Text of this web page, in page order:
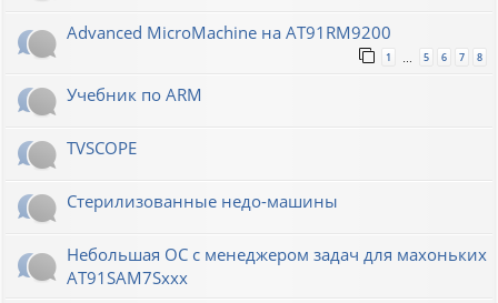
Advanced MicroMachine на AT91RM9200
1 5 6 7 8
Учебник по ARM
TVSCOPE
Стерилизованные недо-машины
Небольшая ОС с менеджером задач для махоньких
AT91SAM7Sxxx